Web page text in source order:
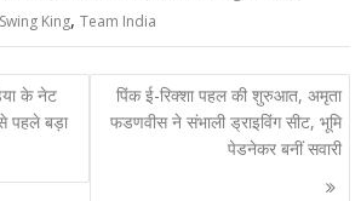
Swing King,Team India
के नेट
पहले बड़ा
पिंक ई-रिक्शा पहल की शुरुआत, अमृता
फडणवीस ने संभाली ड्राइविंग सीट, भूमि
पेडनेकर बनीं सवारी